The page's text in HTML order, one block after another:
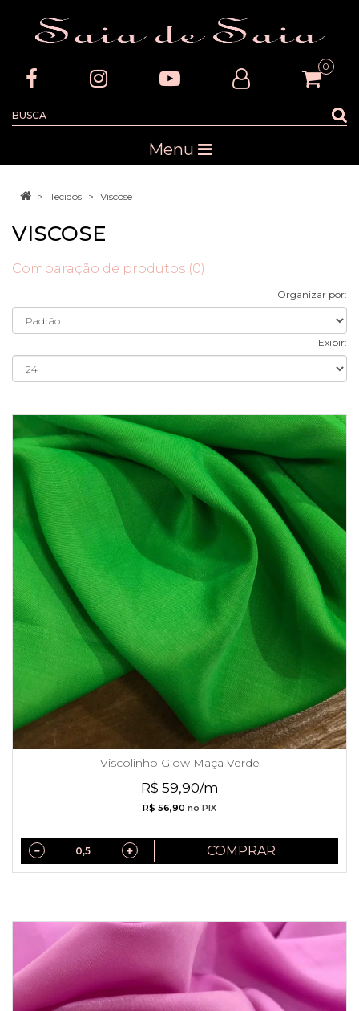
0
Menu
Tecidos Viscose
VISCOSE
Comparação de produtos (0)
Organizar por:
Exibir:
Viscolinho Glow Maçã Verde
R$ 59,90/m
R$ 56,90 no PIX
COMPRAR